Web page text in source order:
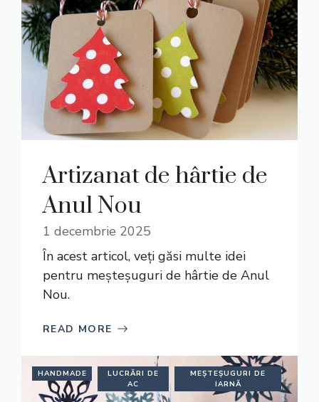
Artizanat de hârtie de
Anul Nou
1 decembrie 2025
În acest articol, veți găsi multe idei
pentru meșteșuguri de hârtie de Anul
Nou.
READ MORE
HANDMADE
LUCRĂRI DE
AC
MEȘTEȘUGURI DE
IARNĂ